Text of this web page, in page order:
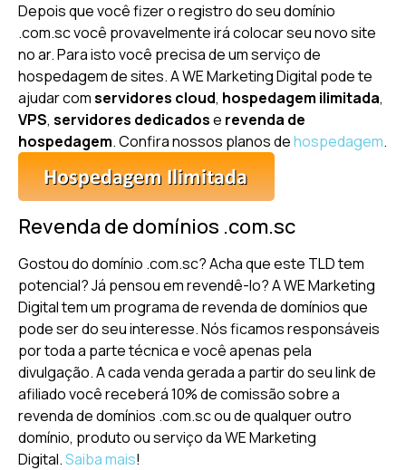
Depois que você fizer o registro do seu domínio
.com.sc você provavelmente irá colocar seu novo site
no ar. Para isto você precisa de um serviço de
hospedagem de sites. A WE Marketing Digital pode te
ajudar comservidores cloud, hospedagem ilimitada,
VPS, servidores dedicadose revenda de
hospedagem. Confira nossos planos dehospedagem.
Revenda de domínios .com.sc
Gostou do domínio .com.sc? Acha que este TLD tem
potencial? Já pensou em revendê-lo? A WE Marketing
Digital tem um programa de revenda de domínios que
pode ser do seu interesse. Nós ficamos responsáveis
por toda a parte técnica e você apenas pela
divulgação. A cada venda gerada a partir do seu link de
afiliado você receberá 10% de comissão sobre a
revenda de domínios .com.sc ou de qualquer outro
domínio, produto ou serviço da WE Marketing
Digital.Saiba mais!